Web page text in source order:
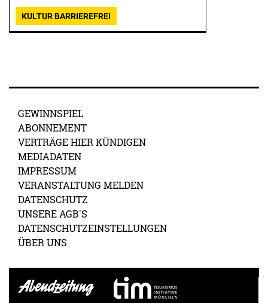
KULTUR BARRIEREFREI
GEWINNSPIEL
ABONNEMENT
VERTRÄGE HIER KÜNDIGEN
MEDIADATEN
IMPRESSUM
VERANSTALTUNG MELDEN
DATENSCHUTZ
UNSERE AGB'S
DATENSCHUTZEINSTELLUNGEN
ÜBER UNS